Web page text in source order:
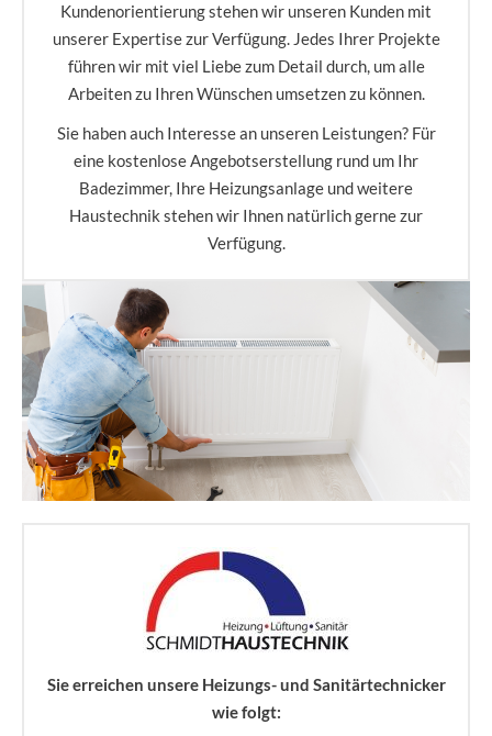
Kundenorientierung stehen wir unseren Kunden mit
unserer Expertise zur Verfügung. Jedes Ihrer Projekte
führen wir mit viel Liebe zum Detail durch, um alle
Arbeiten zu Ihren Wünschen umsetzen zu können.
Sie haben auch Interesse an unseren Leistungen? Für
eine kostenlose Angebotserstellung rund um Ihr
Badezimmer, Ihre Heizungsanlage und weitere
Haustechnik stehen wir Ihnen natürlich gerne zur
Verfügung.
Sie erreichen unsere Heizungs- und Sanitärtechnicker
wie folgt: